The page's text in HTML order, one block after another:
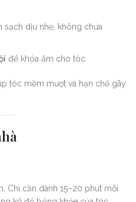
sạch dịu nhẹ, không chứa
để khóa ẩm cho tóc
tóc mềm mượt và hạn chế gãy
Chỉ cần dành 15–20 phút mỗi